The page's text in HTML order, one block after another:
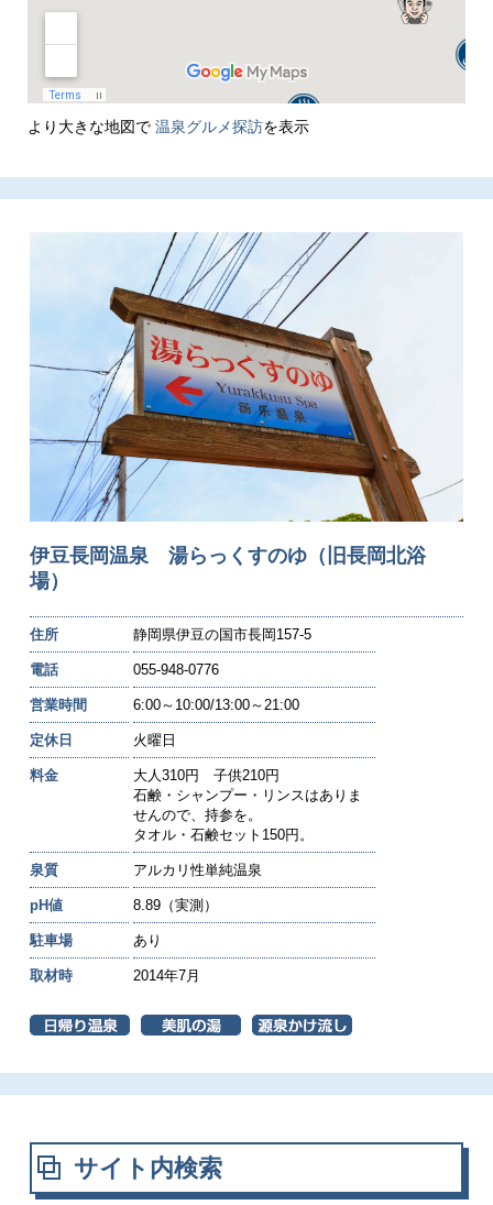
より大きな地図で 温泉グルメ探訪を表示
伊豆長岡温泉 湯らっくすのゆ（旧長岡北浴
場）
住所 静岡県伊豆の国市長岡157-5
電話 055-948-0776
営業時間 6:00～10:00/13:00～21:00
定休日 火曜日
料金
大人310円 子供210円
石鹸・シャンプー・リンスはありま
せんので、持参を。
タオル・石鹸セット150円。
泉質 アルカリ性単純温泉
pH値 8.89（実測）
駐車場 あり
取材時 2014年7月
サイト内検索